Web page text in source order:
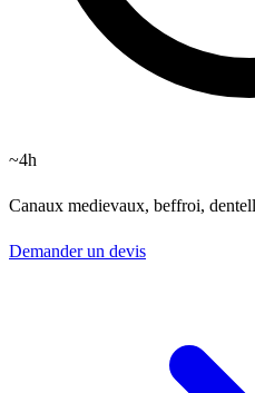
~4h
Canaux medievaux, beffroi,
Demander un devis